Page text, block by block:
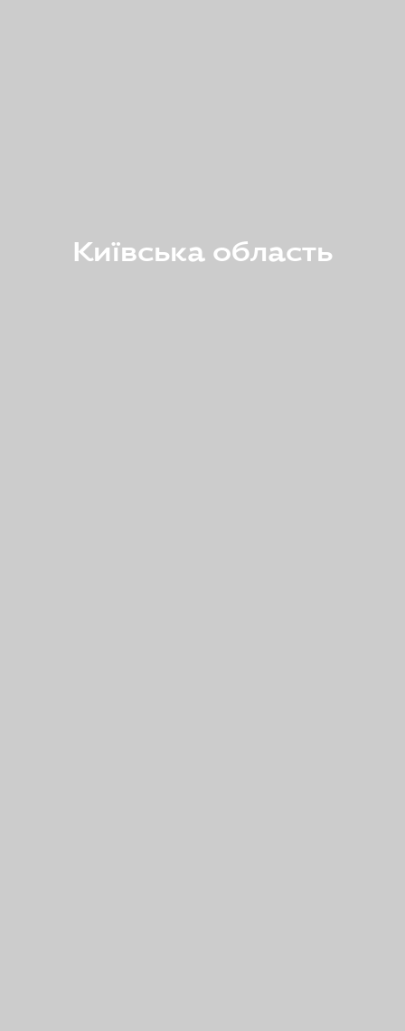
Київська область